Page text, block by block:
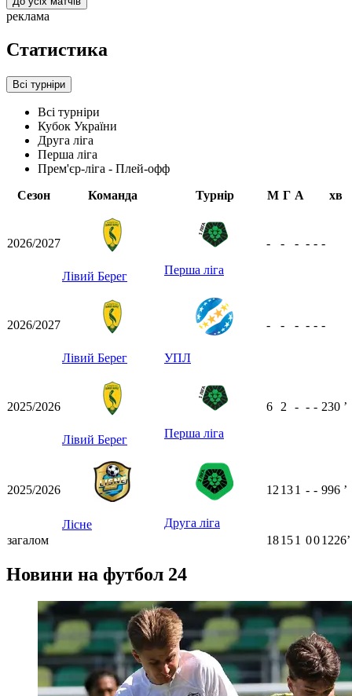
реклама
Статистика
Всі турніри
Всі турніри
Кубок України
Друга ліга
Перша ліга
Прем'єр-ліга - Плей-офф
Сезон
Команда Турнір М Г А хв
2026/2027
Лівий Берег Перша ліга
- - - - - -
2026/2027
Лівий Берег УПЛ
- - - - - -
2025/2026
Лівий Берег Перша ліга
6 2 - - - 230 ʼ
2025/2026
Лісне Друга ліга
12 131 - - 996 ʼ
загалом 18151 001226ʼ
Новини на футбол 24